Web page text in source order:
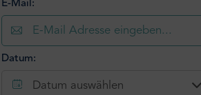
E-Mail:
Datum:
Datum auswählen